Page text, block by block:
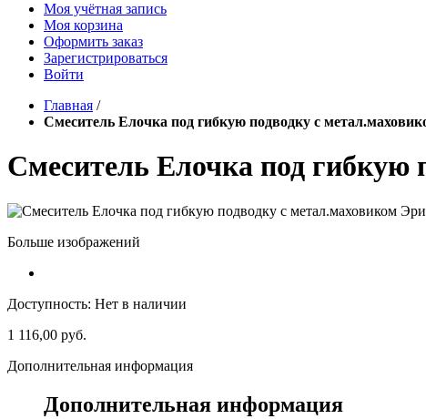
Моя учётная запись
Моя корзина
Оформить заказ
Зарегистрироваться
Войти
Главная /
Смеситель Елочка под гибкую подводку с
Смеситель Елочка под
Больше изображений
Доступность: Нет в наличии
1 116,00 руб.
Дополнительная информация
Дополнительная информация